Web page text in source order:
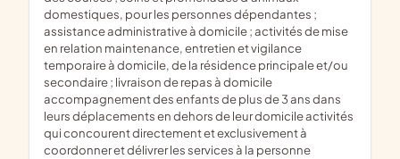
domestiques, pour les personnes dépendantes ;
assistance administrative à domicile ; activités de mise
en relation maintenance, entretien et vigilance
temporaire à domicile, de la résidence principale et/ou
secondaire ; livraison de repas à domicile
accompagnement des enfants de plus de 3 ans dans
leurs déplacements en dehors de leur domicile activités
qui concourent directement et exclusivement à
coordonner et délivrer les services à la personne